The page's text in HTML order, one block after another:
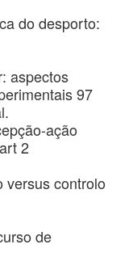
do desporto:
aspectos
97
ação
2
versus controlo
de